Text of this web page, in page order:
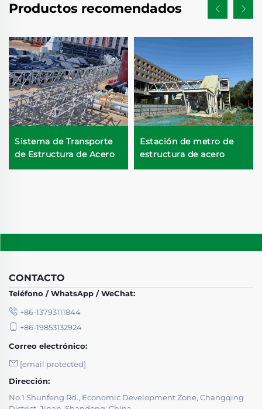
Productos recomendados
Sistema de Transporte
de Estructura de Acero
Estación de metro de
estructura de acero
CONTACTO
Teléfono / WhatsApp / WeChat:
+86-13793111844
+86-19853132924
Correo electrónico:
[email protected]
Dirección:
No.1 Shunfeng Rd., Economic Development Zone, Changqing